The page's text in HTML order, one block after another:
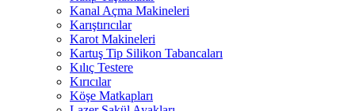
Kanal Açma Makineleri
Karıştırıcılar
Karot Makineleri
Kartuş Tip Silikon Tabancaları
Kılıç Testere
Kırıcılar
Köşe Matkapları